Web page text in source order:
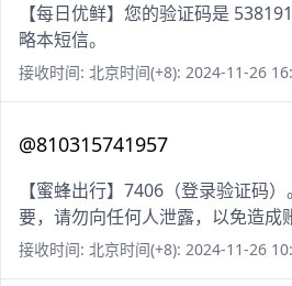
【每日优鲜】您的验证码是
略本短信。
接收时间: 北京时间(+8): 2024-11-26
@810315741957
【蜜蜂出行】7406（登录验证码
要，请勿向任何人泄露，以免造成
接收时间: 北京时间(+8): 2024-11-26